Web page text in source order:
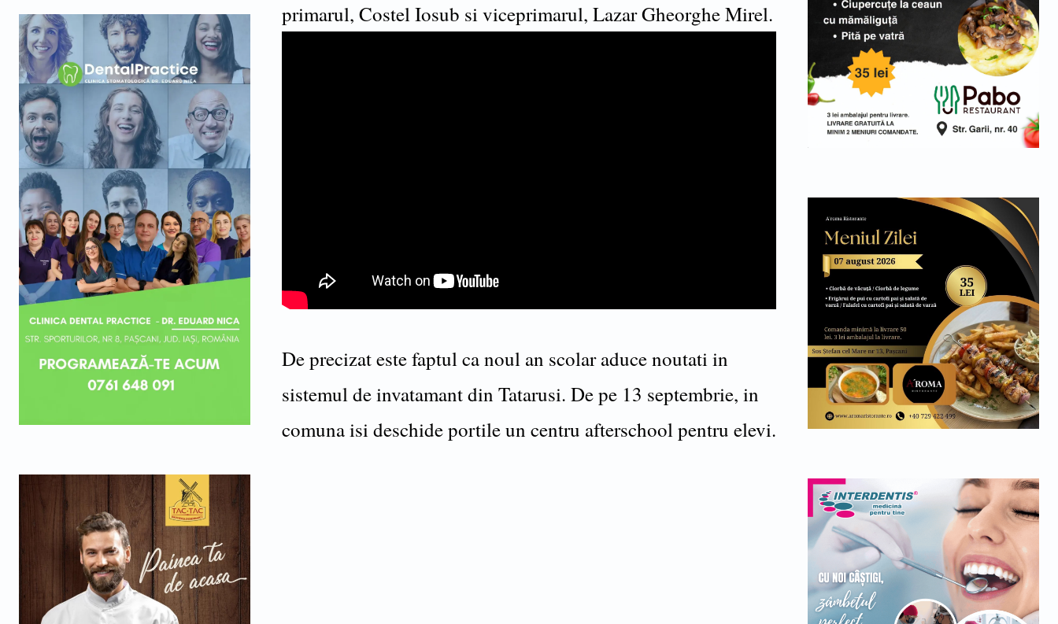
primarul, Costel Iosub si viceprimarul, Lazar Gheorghe Mirel.
De precizat este faptul ca noul an scolar aduce noutati in
sistemul de invatamant din Tatarusi. De pe 13 septembrie, in
comuna isi deschide portile un centru afterschool pentru elevi.